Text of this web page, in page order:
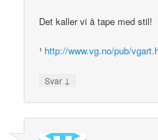
Det kaller vi å tape med stil!
¹ http://www.vg.no/pub/
Svar ↓